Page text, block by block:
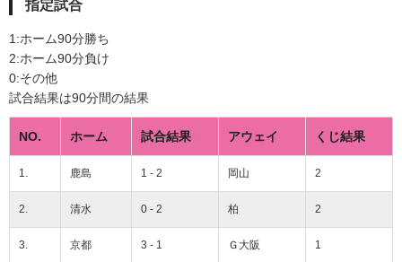
指定試合
1:ホーム90分勝ち
2:ホーム90分負け
0:その他
試合結果は90分間の結果
NO. ホーム 試合結果 アウェイ くじ結果
1. 鹿島 1 - 2 岡山 2
2. 清水 0 - 2 柏 2
3. 京都 3 - 1 Ｇ大阪 1